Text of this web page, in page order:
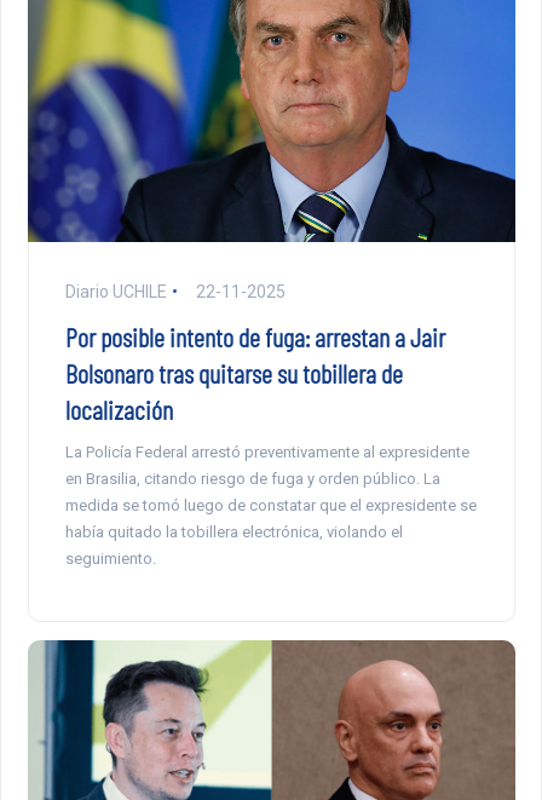
Diario UCHILE 22-11-2025
Por posible intento de fuga: arrestan a Jair
Bolsonaro tras quitarse su tobillera de
localización
La Policía Federal arrestó preventivamente al expresidente
en Brasilia, citando riesgo de fuga y orden público. La
medida se tomó luego de constatar que el expresidente se
había quitado la tobillera electrónica, violando el
seguimiento.